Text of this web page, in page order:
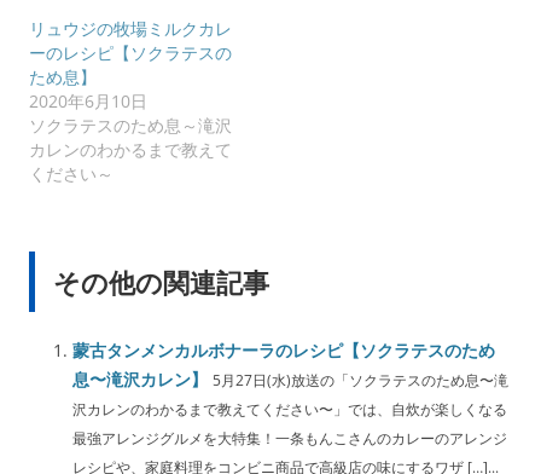
リュウジの牧場ミルクカレ
ーのレシピ【ソクラテスの
ため息】
2020年6月10日
ソクラテスのため息～滝沢
カレンのわかるまで教えて
ください～
その他の関連記事
蒙古タンメンカルボナーラのレシピ【ソクラテスのため
息〜滝沢カレン】
5月27日(水)放送の「ソクラテスのため息〜滝
沢カレンのわかるまで教えてください〜」では、自炊が楽しくなる
最強アレンジグルメを大特集！一条もんこさんのカレーのアレンジ
レシピや、家庭料理をコンビニ商品で高級店の味にするワザ […]...